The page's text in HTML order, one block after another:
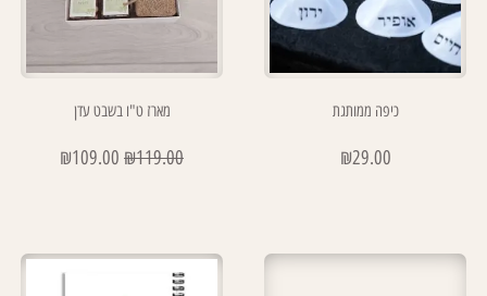
כיפה ממותגת
₪29.00
מארז ט"ו בשבט עדן
₪119.00
₪109.00